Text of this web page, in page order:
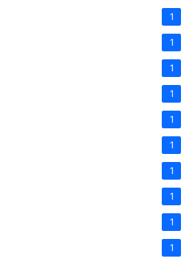
1
1
1
1
1
1
1
1
1
1